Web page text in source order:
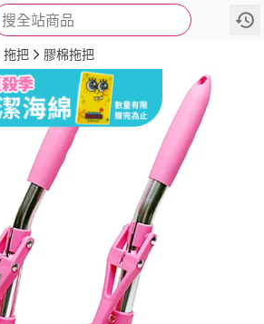
搜全站商品
評價 詳情
拖把 膠棉拖把